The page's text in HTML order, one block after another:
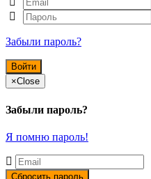
Забыли пароль?
×Close
Забыли пароль?
Я помню пароль!